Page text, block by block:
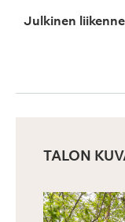
Julkinen liikenne
TALON